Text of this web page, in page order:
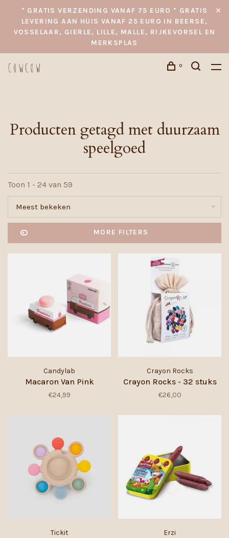
* GRATIS VERZENDING VANAF 75 EURO * GRATIS
LEVERING AAN HUIS VANAF 25 EURO IN BEERSE,
VOSSELAAR, GIERLE, LILLE, MALLE, RIJKEVORSEL EN
MERKSPLAS
0
Producten getagd met duurzaam
speelgoed
Toon 1 - 24 van 59
Meest bekeken
MORE FILTERS
Candylab
Macaron Van Pink
€24,99
Crayon Rocks
Crayon Rocks - 32 stuks
€26,00
Tickit Erzi